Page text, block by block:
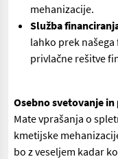
mehanizacije.
Služba
lahko prek
privlačne rešitve
Osebno svetovanje
Mate vprašanja o
kmetijske
bo z veseljem kadar